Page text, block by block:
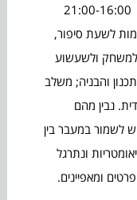
לשעת סיפור,
למשחק ולשעשוע
והבניה; משלב
נבין מהם
לשמור במעבר בין
ונתרגל
ומאפיינים.